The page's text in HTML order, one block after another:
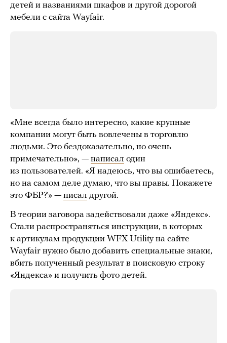
детей и названиями шкафов и другой дорогой
мебели с сайта Wayfair.
«Мне всегда было интересно, какие крупные
компании могут быть вовлечены в торговлю
людьми. Это бездоказательно, но очень
примечательно», — написал один
из пользователей. «Я надеюсь, что вы ошибаетесь,
но на самом деле думаю, что вы правы. Покажете
это ФБР?» — писал другой.
В теории заговора задействовали даже «Яндекс».
Стали распространяться инструкции, в которых
к артикулам продукции WFX Utility на сайте
Wayfair нужно было добавить специальные знаки,
вбить полученный результат в поисковую строку
«Яндекса» и получить фото детей.